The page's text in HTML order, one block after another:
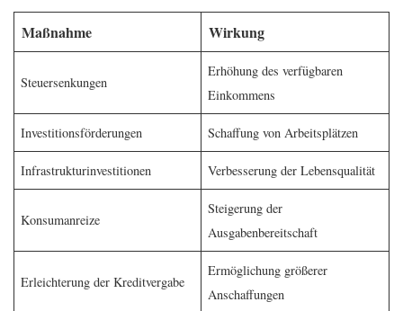
Maßnahme Wirkung
Steuersenkungen
Erhöhung des verfügbaren
Einkommens
Investitionsförderungen Schaffung von Arbeitsplätzen
Infrastrukturinvestitionen Verbesserung der Lebensqualität
Konsumanreize
Steigerung der
Ausgabenbereitschaft
Erleichterung der Kreditvergabe
Ermöglichung größerer
Anschaffungen